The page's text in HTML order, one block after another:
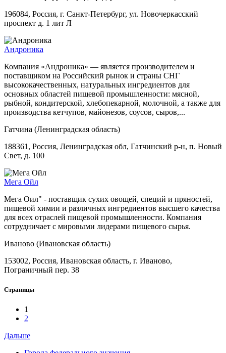
196084, Россия, г. Санкт-Петербург, ул. Новочеркасский
проспект д. 1 лит Л
Андроника
Компания «Андроника» — является производителем и
поставщиком на Российский рынок и страны СНГ
высококачественных, натуральных ингредиентов для
основных областей пищевой промышленности: мясной,
рыбной, кондитерской, хлебопекарной, молочной, а также для
производства кетчупов, майонезов, соусов, сыров,...
Гатчина (Ленинградская область)
188361, Россия, Ленинградская обл, Гатчинский р-н, п. Новый
Свет, д. 100
Мега Ойл
Мега Оил" - поставщик сухих овощей, специй и пряностей,
пищевой химии и различных ингредиентов высшего качества
для всех отраслей пищевой промышленности. Компания
сотрудничает с мировыми лидерами пищевого сырья.
Иваново (Ивановская область)
153002, Россия, Ивановская область, г. Иваново,
Пограничный пер. 38
Страницы
1
2
Дальше